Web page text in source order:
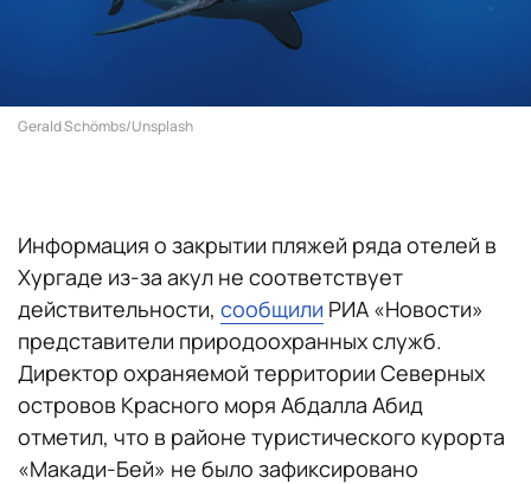
Gerald Schömbs/Unsplash
Информация о закрытии пляжей ряда отелей в
Хургаде из-за акул не соответствует
действительности, сообщили РИА «Новости»
представители природоохранных служб.
Директор охраняемой территории Северных
островов Красного моря Абдалла Абид
отметил, что в районе туристического курорта
«Макади-Бей» не было зафиксировано